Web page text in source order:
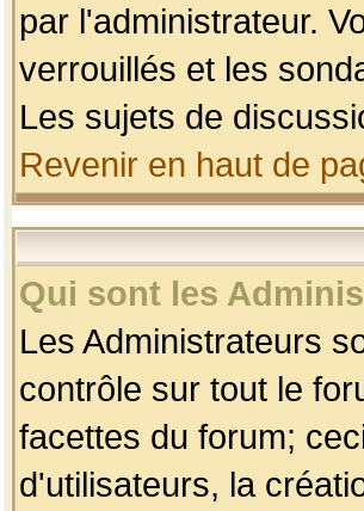
par l'administrateur.
verrouillés et les
Les sujets de
Revenir en haut de
Qui sont les
Les Administrateurs
contrôle sur tout le
facettes du forum;
d'utilisateurs, la